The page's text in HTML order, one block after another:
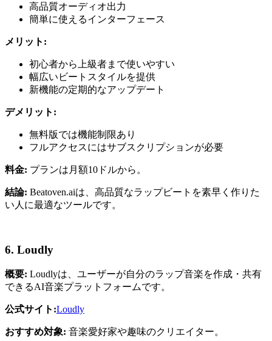
高品質オーディオ出力
簡単に使えるインターフェース
メリット:
初心者から上級者まで使いやすい
幅広いビートスタイルを提供
新機能の定期的なアップデート
デメリット:
無料版では機能制限あり
フルアクセスにはサブスクリプションが必要
料金: プランは月額10ドルから。
結論: Beatoven.aiは、高品質なラップビートを素早く作りた
い人に最適なツールです。
6. Loudly
概要: Loudlyは、ユーザーが自分のラップ音楽を作成・共有
できるAI音楽プラットフォームです。
公式サイト:Loudly
おすすめ対象: 音楽愛好家や趣味のクリエイター。